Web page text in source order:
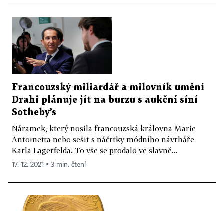
Francouzský miliardář a milovník umění
Drahi plánuje jít na burzu s aukční síní
Sotheby’s
Náramek, který nosila francouzská královna Marie
Antoinetta nebo sešit s náčrtky módního návrháře
Karla Lagerfelda. To vše se prodalo ve slavné...
17. 12. 2021 ▪ 3 min. čtení